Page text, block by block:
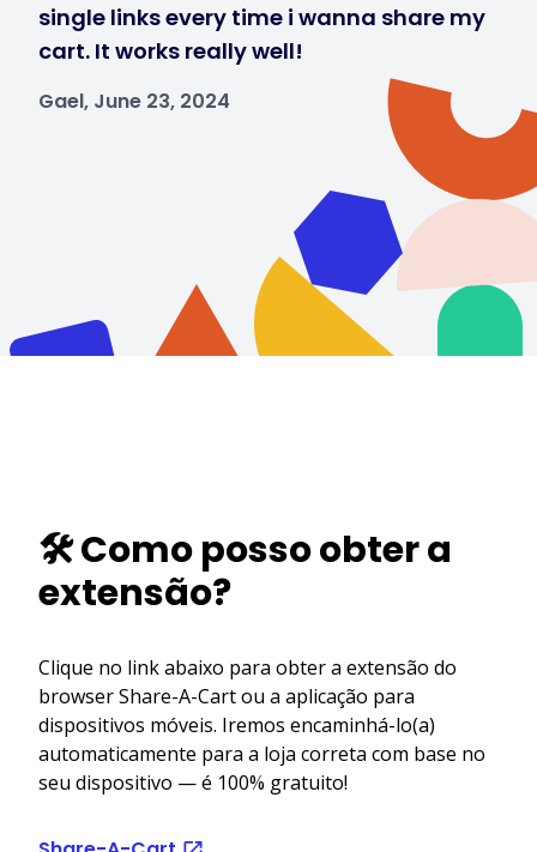
single links every time i wanna share my
cart. It works really well!
Gael, June 23, 2024
🛠️ Como posso obter a
extensão?
Clique no link abaixo para obter a extensão do
browser Share-A-Cart ou a aplicação para
dispositivos móveis. Iremos encaminhá-lo(a)
automaticamente para a loja correta com base no
seu dispositivo — é 100% gratuito!